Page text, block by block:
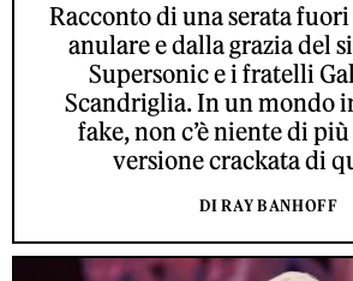
Racconto di una serata
anulare e dalla grazia del
Supersonic e i fratelli
Scandriglia. In un mondo
fake, non c’è niente di
versione crackata di
DI RAY BANHOFF